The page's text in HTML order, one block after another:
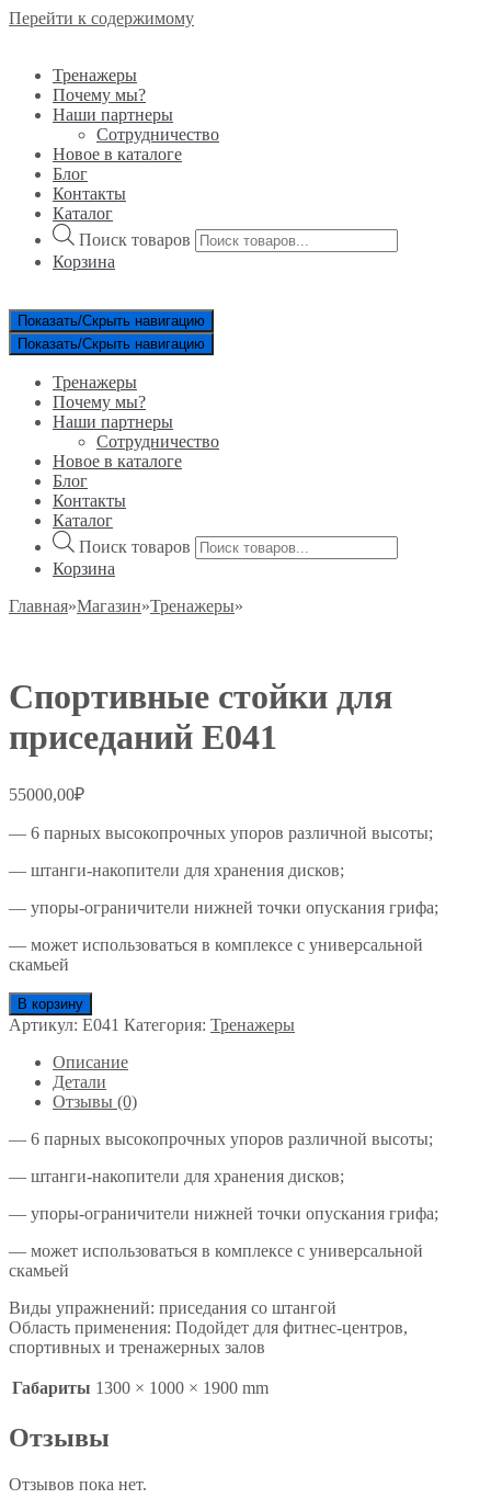
Перейти к содержимому
Тренажеры
Почему мы?
Наши партнеры
Сотрудничество
Новое в каталоге
Блог
Контакты
Каталог
Поиск товаров
Корзина
Показать/Скрыть навигацию
Показать/Скрыть навигацию
Тренажеры
Почему мы?
Наши партнеры
Сотрудничество
Новое в каталоге
Блог
Контакты
Каталог
Поиск товаров
Корзина
Главная»Магазин»Тренажеры»
Спортивные стойки для
приседаний E041
55000,00₽
— 6 парных высокопрочных упоров различной высоты;
— штанги-накопители для хранения дисков;
— упоры-ограничители нижней точки опускания грифа;
— может использоваться в комплексе с универсальной
скамьей
В корзину
Артикул: E041 Категория: Тренажеры
Описание
Детали
Отзывы (0)
— 6 парных высокопрочных упоров различной высоты;
— штанги-накопители для хранения дисков;
— упоры-ограничители нижней точки опускания грифа;
— может использоваться в комплексе с универсальной
скамьей
Виды упражнений: приседания со штангой
Область применения: Подойдет для фитнес-центров,
спортивных и тренажерных залов
Габариты 1300 × 1000 × 1900 mm
Отзывы
Отзывов пока нет.